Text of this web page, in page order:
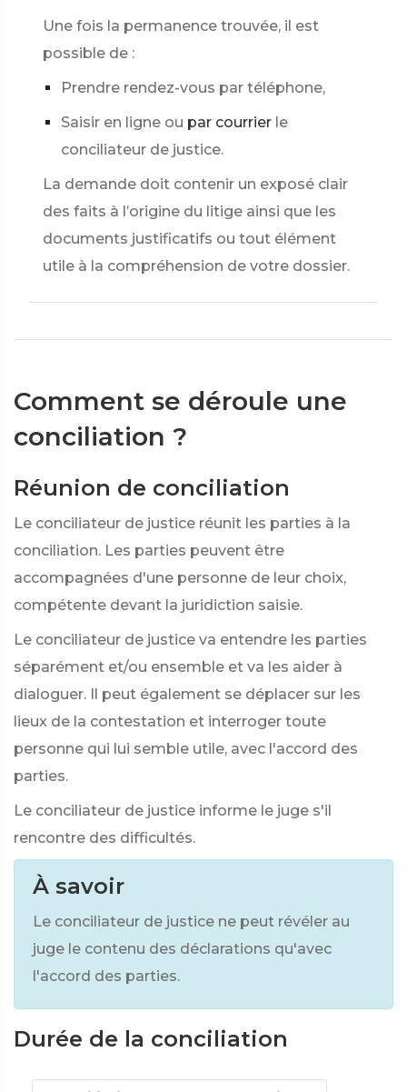
Une fois la permanence trouvée, il est
possible de :
Prendre rendez-vous par téléphone,
Saisir en ligne ou par courrier le
conciliateur de justice.
La demande doit contenir un exposé clair
des faits à l’origine du litige ainsi que les
documents justificatifs ou tout élément
utile à la compréhension de votre dossier.
Comment se déroule une
conciliation ?
Réunion de conciliation
Le conciliateur de justice réunit les parties à la
conciliation. Les parties peuvent être
accompagnées d'une personne de leur choix,
compétente devant la juridiction saisie.
Le conciliateur de justice va entendre les parties
séparément et/ou ensemble et va les aider à
dialoguer. Il peut également se déplacer sur les
lieux de la contestation et interroger toute
personne qui lui semble utile, avec l'accord des
parties.
Le conciliateur de justice informe le juge s'il
rencontre des difficultés.
À savoir
Le conciliateur de justice ne peut révéler au
juge le contenu des déclarations qu'avec
l'accord des parties.
Durée de la conciliation